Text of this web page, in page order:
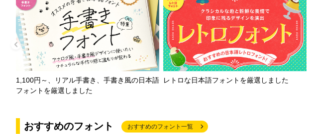
1,100円～、リアル手書き、手書き風の日本語
フォントを厳選しました
レトロな日本語フォントを厳選しました
おすすめのフォント おすすめのフォント一覧